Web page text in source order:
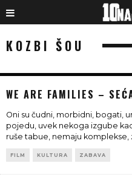
KOZBI ŠOU
WE ARE FAMILIES –
Oni su čudni, morbidni, bogati,
pojedu, uvek nekoga izgube
ruše tabue, nemaju komplekse,
FILM KULTURA ZABAVA